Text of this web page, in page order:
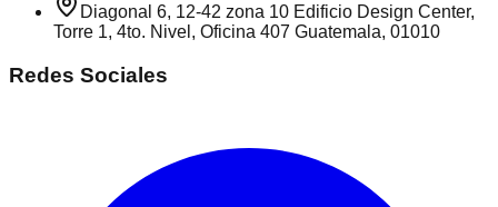
Diagonal 6, 12-42 zona 10 Edificio Design Center,
Torre 1, 4to. Nivel, Oficina 407 Guatemala, 01010
Redes Sociales